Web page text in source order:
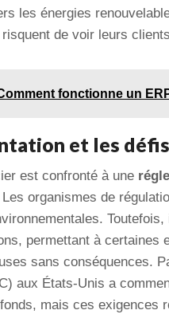
les énergies
de voir leurs
fonctionne un
et les
est confronté à une
organismes de
permettant à certaines
sans conséquences.
aux États-Unis a
mais ces exigences